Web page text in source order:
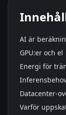
AI är
GPU:er och el
Energi för
Datacenter-
Varför